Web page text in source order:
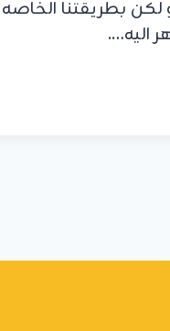
بطريقتنا الخاصه
اليه….